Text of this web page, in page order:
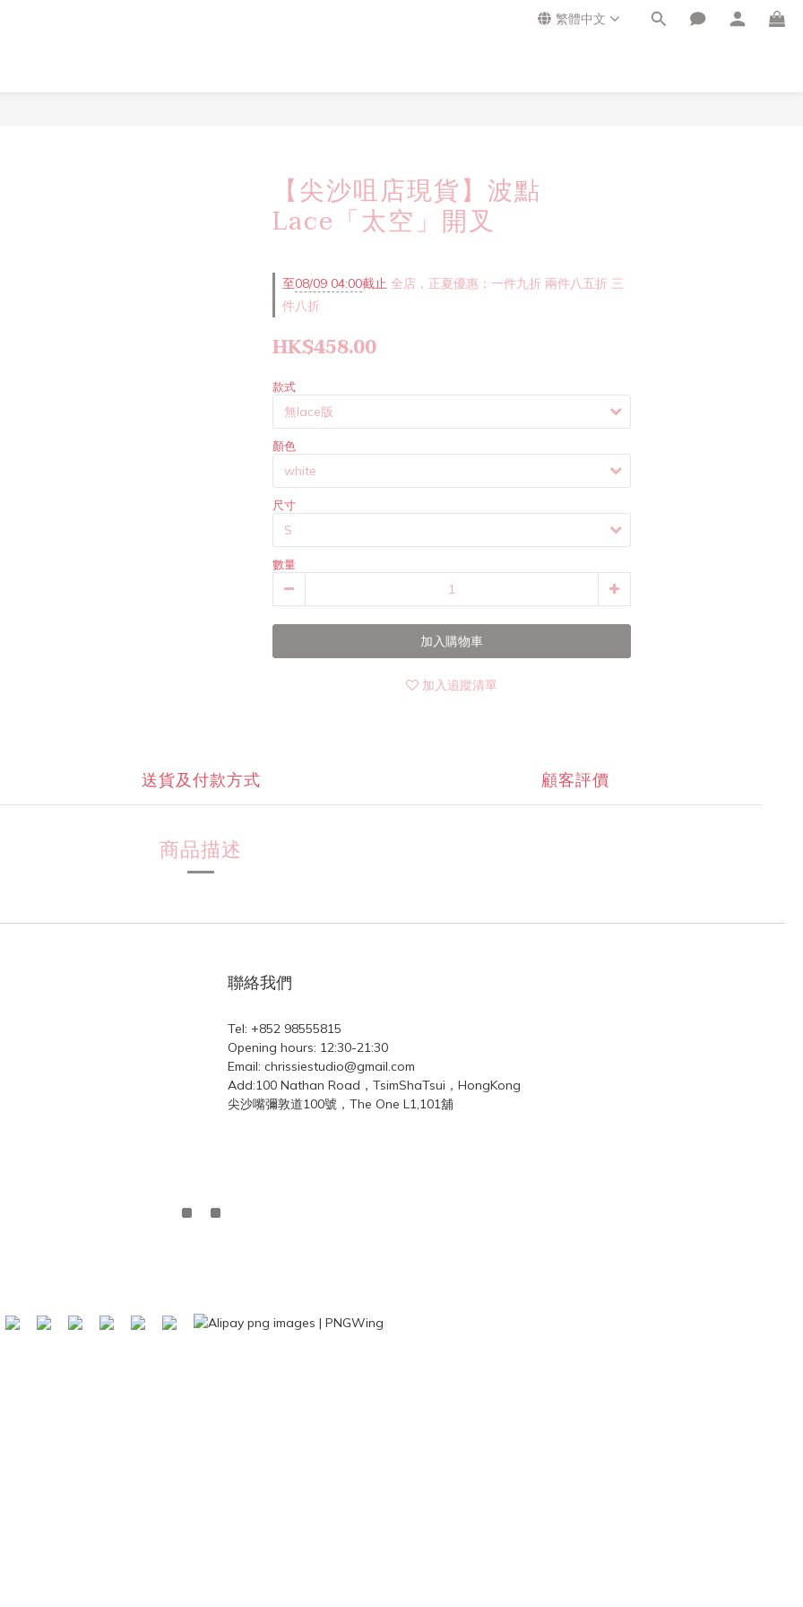
繁體中文
【尖沙咀店現貨】波點
Lace「太空」開叉
至08/09 04:00截止 全店，正夏優惠：一件九折 兩件八五折 三
件八折
HK$458.00
款式
顏色
尺寸
數量
加入購物車
加入追蹤清單
送貨及付款方式 顧客評價
商品描述
聯絡我們
Tel: +852 98555815
Opening hours: 12:30-21:30
Email: chrissiestudio@gmail.com
Add:100 Nathan Road，TsimShaTsui，HongKong
尖沙嘴彌敦道100號，The One L1,101舖